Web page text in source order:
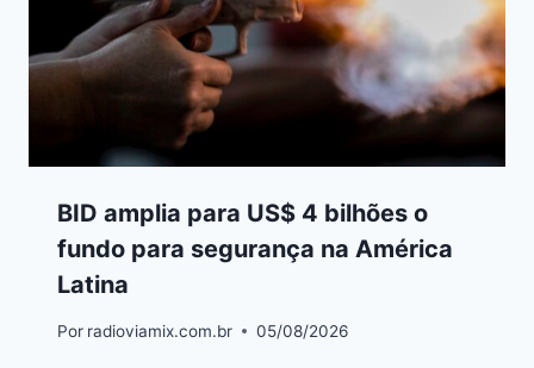
BID amplia para US$ 4 bilhões o
fundo para segurança na América
Latina
Por radioviamix.com.br 05/08/2026